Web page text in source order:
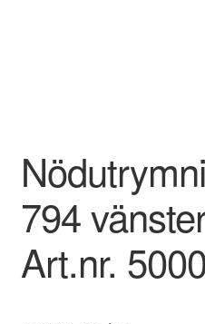
794
Art.nr.